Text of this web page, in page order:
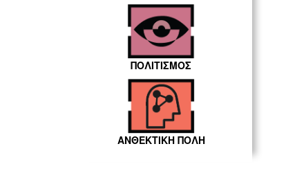
ΠΟΛΙΤΙΣΜΟΣ
ΑΝΘΕΚΤΙΚΗ ΠΟΛΗ